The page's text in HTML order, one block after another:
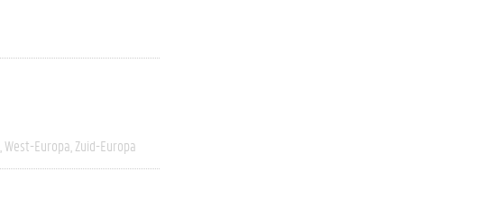
West-Europa Zuid-Europa